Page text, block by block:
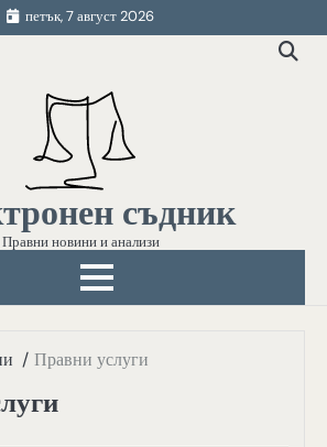
петък, 7 август 2026
съдник
Правни новини и анализи
Правни услуги